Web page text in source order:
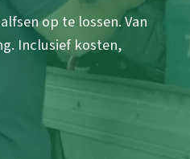
op te lossen. Van
Inclusief kosten,